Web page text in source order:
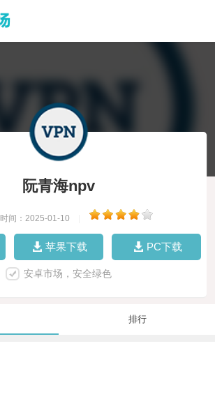
阮青海npv
时间：2025-01-10
苹果下载 PC下载
安卓市场，安全绿色
排行